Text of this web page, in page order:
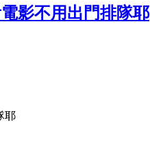
影不用出門排隊耶
耶